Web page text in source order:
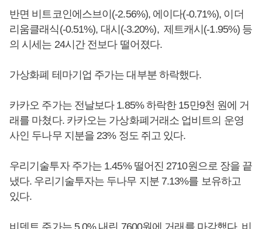
반면 비트코인에스브이(-2.56%), 에이다(-0.71%), 이더
리움클래식(-0.51%), 대시(-3.20%), 제트캐시(-1.95%) 등
의 시세는 24시간 전보다 떨어졌다.
가상화폐 테마기업 주가는 대부분 하락했다.
카카오 주가는 전날보다 1.85% 하락한 15만9천 원에 거
래를 마쳤다. 카카오는 가상화폐거래소 업비트의 운영
사인 두나무 지분을 23% 정도 쥐고 있다.
우리기술투자 주가는 1.45% 떨어진 2710원으로 장을 끝
냈다. 우리기술투자는 두나무 지분 7.13%를 보유하고
있다.
비덴트 주가는 5.0% 내린 7600원에 거래를 마감했다. 비